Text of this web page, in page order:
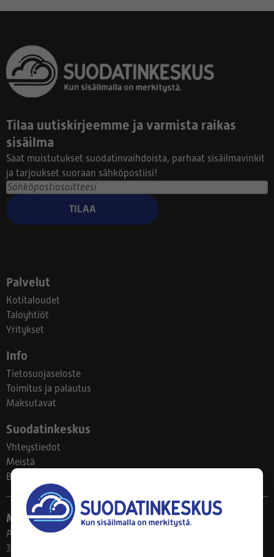
Tilaa uutiskirjeemme ja varmista raikas
sisäilma
Saat muistutukset suodatinvaihdoista, parhaat sisäilmavinkit
ja tarjoukset suoraan sähköpostiisi!
TILAA
Palvelut
Kotitaloudet
Taloyhtiöt
Yritykset
Info
Tietosuojaseloste
Toimitus ja palautus
Maksutavat
Suodatinkeskus
Yhteystiedot
Meistä
Blogi
Myymälä
Ahlmanintie 61
33800 Tampere